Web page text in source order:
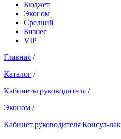
Бюджет
Эконом
Средний
Бизнес
VIP
Главная /
Каталог /
Кабинеты руководителя /
Эконом /
Кабинет руководителя Консул-лак